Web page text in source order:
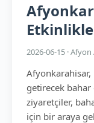
2026-06-15 ·
getirecek bahar
ziyaretçiler,
için bir araya